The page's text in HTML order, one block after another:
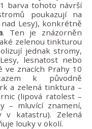
barva tohoto návrší
poukazují na
Lesy), konkrétně
. Ten je znázorněn
zelenou tinkturou
jednak stromy,
lesnatost nebo
ve znacích Prahy 10
k původně
a zelená tinktura –
(lipová ratolest –
– mluvící znamení,
v katastru). Zelená
louky v okolí.